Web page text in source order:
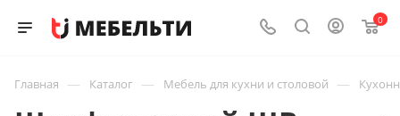
0
Главная — Каталог — Мебель для кухни и столовой —